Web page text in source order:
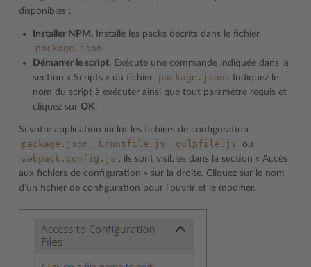
disponibles :
Installer NPM. Installe les packs décrits dans le fichier
package.json .
Démarrer le script. Exécute une commande indiquée dans la
section « Scripts » du fichier
package.json . Indiquez le
nom du script à exécuter ainsi que tout paramètre requis et
cliquez sur OK.
Si votre application inclut les fichiers de configuration
package.json , Gruntfile.js , gulpfile.js ou
webpack.config.js , ils sont visibles dans la section « Accès
aux fichiers de configuration » sur la droite. Cliquez sur le nom
d’un fichier de configuration pour l’ouvrir et le modifier.